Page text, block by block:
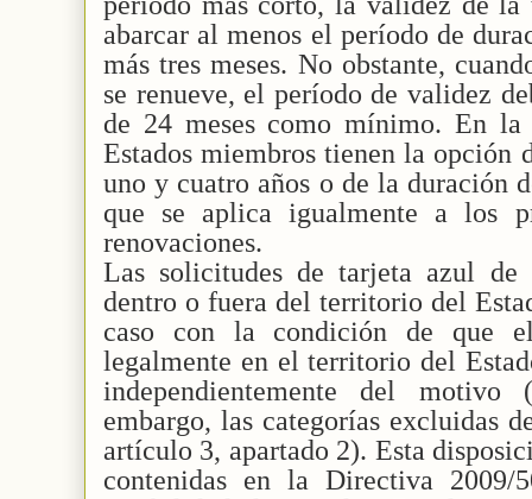
abarcar al menos el período de
más tres meses. No obstante,
se renueve, el período de validez
de 24 meses como mínimo. En
Estados miembros tienen la opción
uno y cuatro años o de la duración
que se aplica igualmente a los
renovaciones.
Las solicitudes de tarjeta azul de
dentro o fuera del territorio del
caso con la condición de que
legalmente en el territorio del
independientemente del
embargo, las categorías excluidas
artículo 3, apartado 2). Esta
contenidas en la Directiva